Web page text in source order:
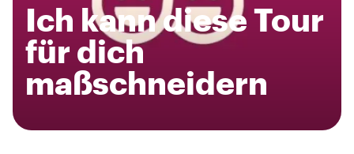
Ich kann diese Tour
für dich
maßschneidern